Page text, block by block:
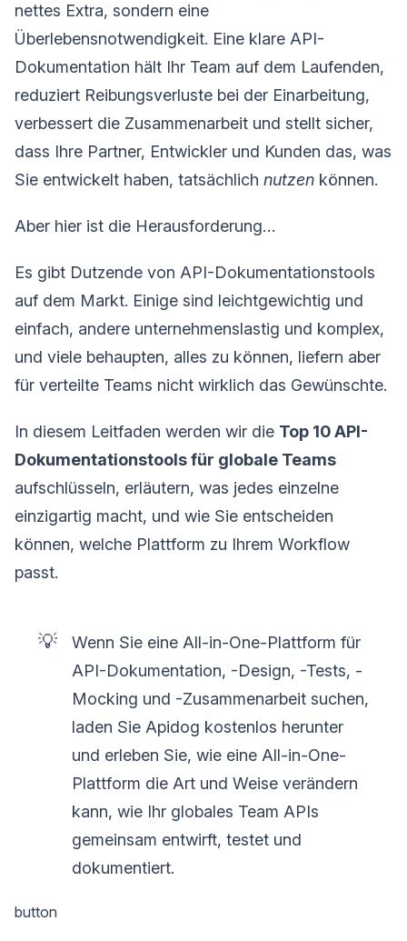
nettes Extra, sondern eine
Überlebensnotwendigkeit. Eine klare API-
Dokumentation hält Ihr Team auf dem Laufenden,
reduziert Reibungsverluste bei der Einarbeitung,
verbessert die Zusammenarbeit und stellt sicher,
dass Ihre Partner, Entwickler und Kunden das, was
Sie entwickelt haben, tatsächlich nutzen können.
Aber hier ist die Herausforderung…
Es gibt Dutzende von API-Dokumentationstools
auf dem Markt. Einige sind leichtgewichtig und
einfach, andere unternehmenslastig und komplex,
und viele behaupten, alles zu können, liefern aber
für verteilte Teams nicht wirklich das Gewünschte.
In diesem Leitfaden werden wir die Top 10 API-
Dokumentationstools für globale Teams
aufschlüsseln, erläutern, was jedes einzelne
einzigartig macht, und wie Sie entscheiden
können, welche Plattform zu Ihrem Workflow
passt.
💡
Wenn Sie eine All-in-One-Plattform für
API-Dokumentation, -Design, -Tests, -
Mocking und -Zusammenarbeit suchen,
laden Sie Apidog kostenlos herunter
und erleben Sie, wie eine All-in-One-
Plattform die Art und Weise verändern
kann, wie Ihr globales Team APIs
gemeinsam entwirft, testet und
dokumentiert.
button